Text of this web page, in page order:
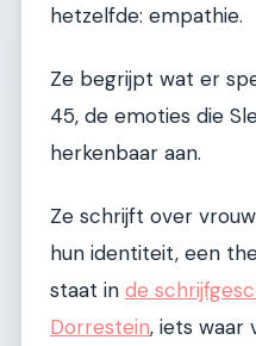
hetzelfde: empathie.
Ze begrijpt wat er
45, de emoties die
herkenbaar aan.
Ze schrijft over
hun identiteit, een
staat in de
Dorrestein, iets waar